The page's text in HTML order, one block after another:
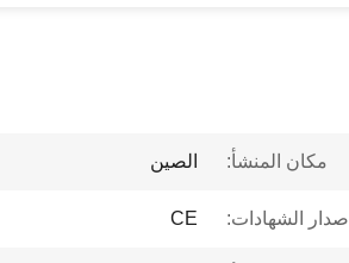
مكان المنشأ: الصين
إصدار الشهادات: CE